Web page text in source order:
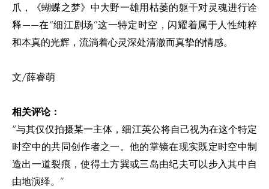
爪，《蝴蝶之梦》中大野一雄用枯萎的躯干对灵魂进行诠
释——在“细江剧场”这一特定时空，闪耀着属于人性纯粹
和本真的光辉，流淌着心灵深处清澈而真挚的情感。
文/薛睿萌
相关评论：
“与其仅仅拍摄某一主体，细江英公将自己视为在这个特定
时空中的共同创作者之一。他的掌镜在现实既定时空中制
造出一道裂痕，使得土方巽或三岛由纪夫可以步入其中自
由地演绎。”